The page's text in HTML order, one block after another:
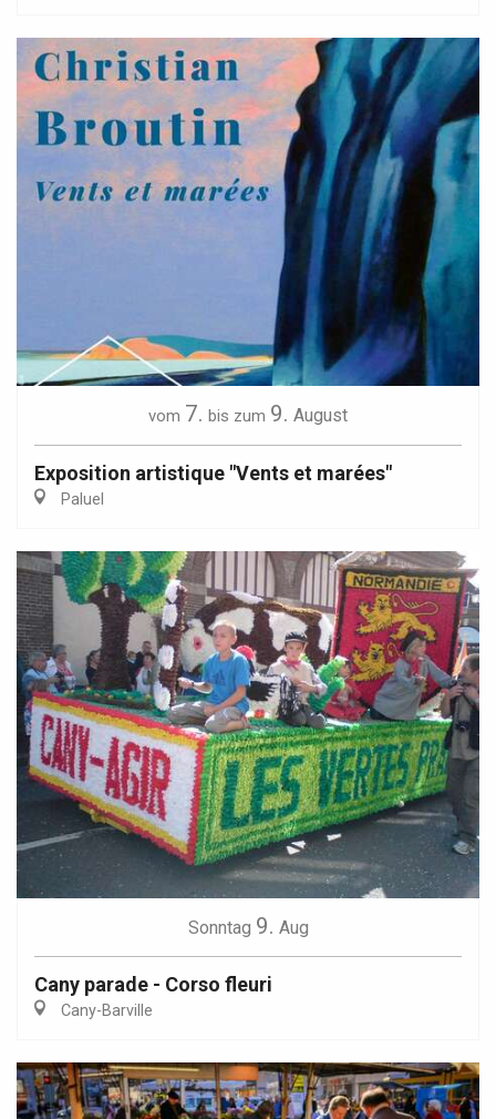
vom 7. bis zum 9. August
Exposition artistique "Vents et marées"
Paluel
Sonntag 9. Aug
Cany parade - Corso fleuri
Cany-Barville